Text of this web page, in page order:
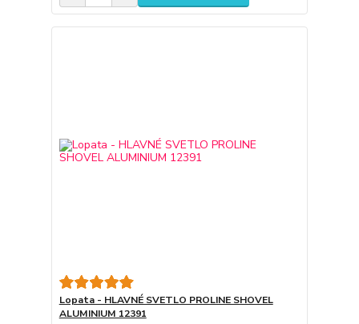
Lopata - HLAVNÉ SVETLO PROLINE SHOVEL
ALUMINIUM 12391